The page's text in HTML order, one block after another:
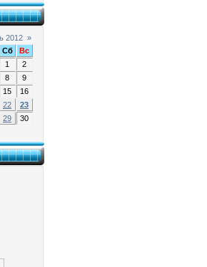
2012 »
Сб
Вс
1
2
8
9
15
16
22
23
29
30